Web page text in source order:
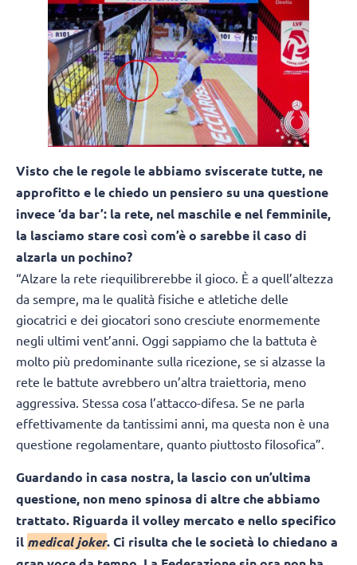
Visto che le regole le abbiamo sviscerate tutte, ne
approfitto e le chiedo un pensiero su una questione
invece ‘da bar’: la rete, nel maschile e nel femminile,
la lasciamo stare così com’è o sarebbe il caso di
alzarla un pochino?
“Alzare la rete riequilibrerebbe il gioco. È a quell’altezza
da sempre, ma le qualità fisiche e atletiche delle
giocatrici e dei giocatori sono cresciute enormemente
negli ultimi vent’anni. Oggi sappiamo che la battuta è
molto più predominante sulla ricezione, se si alzasse la
rete le battute avrebbero un’altra traiettoria, meno
aggressiva. Stessa cosa l’attacco-difesa. Se ne parla
effettivamente da tantissimi anni, ma questa non è una
questione regolamentare, quanto piuttosto filosofica”.
Guardando in casa nostra, la lascio con un’ultima
questione, non meno spinosa di altre che abbiamo
trattato. Riguarda il volley mercato e nello specifico
il medical joker. Ci risulta che le società lo chiedano a